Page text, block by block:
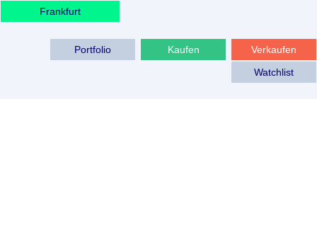
Frankfurt
Verkaufen
Kaufen
Portfolio
Watchlist